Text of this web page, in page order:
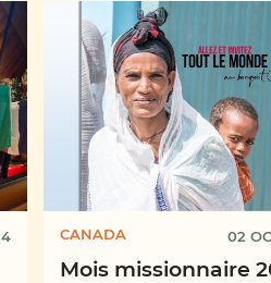
CANADA 02
Mois missionnaire